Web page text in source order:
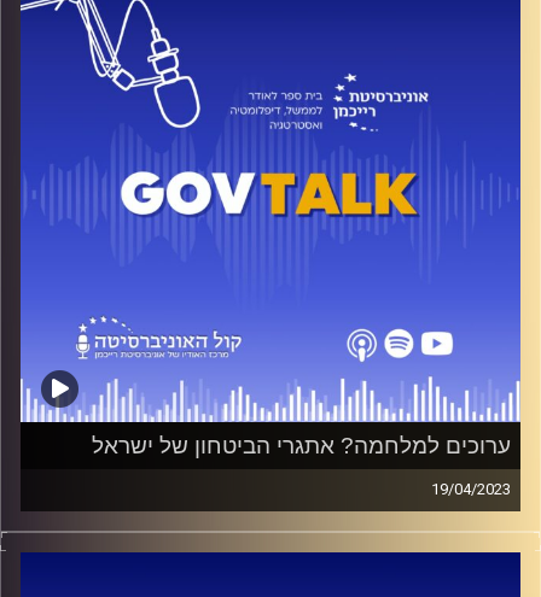
וגם: למה הוא פרש מהפוליטיקה?
ואסטרטגיה באוניברסיטת רייכמן, בהגשת אופק צח ושקד
קרדיט תמונות:בית ספר לאודר לממשל דיפלומטיה ואסטרטגיה
ערוכים למלחמה? אתגרי הביטחון של ישראל
19/04/2023
בפרק שיתוף פעולה מיוחד בין ״הטרוריסט״ לפודקאסט
״Talking Lauder”, ניסינו להבין עד כמה דרמטי גל הטרור